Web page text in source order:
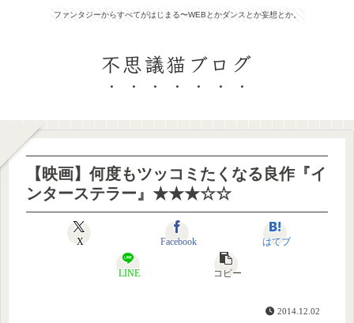
ファンタジーからすべてがはじまる〜WEBとかダンスとか妄想とか。
不思議猫ブログ
【映画】何度もツッコミたくなる良作『イ
ンターステラー』★★★☆☆
X Facebook はてブ
LINE コピー
2014.12.02